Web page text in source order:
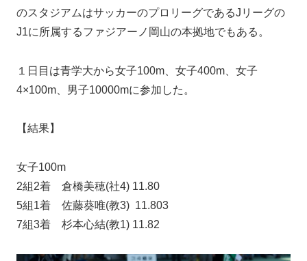
のスタジアムはサッカーのプロリーグであるJリーグの
J1に所属するファジアーノ岡山の本拠地でもある。
１日目は青学大から女子100m、女子400m、女子
4×100m、男子10000mに参加した。
【結果】
女子100m
2組2着 倉橋美穂(社4) 11.80
5組1着 佐藤葵唯(教3) 11.803
7組3着 杉本心結(教1) 11.82